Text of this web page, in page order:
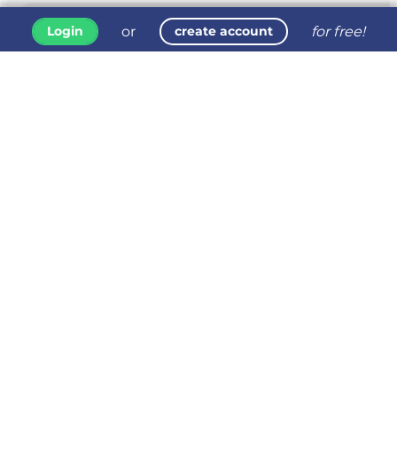
7. Boxen X Padelshoppen 6
Login or create account for free!